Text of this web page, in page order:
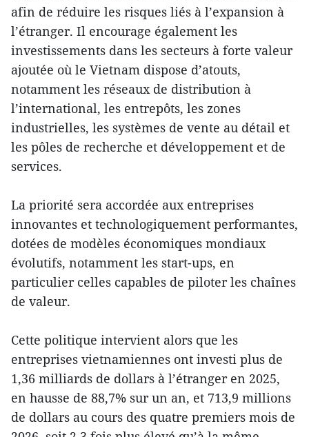
afin de réduire les risques liés à l’expansion à
l’étranger. Il encourage également les
investissements dans les secteurs à forte valeur
ajoutée où le Vietnam dispose d’atouts,
notamment les réseaux de distribution à
l’international, les entrepôts, les zones
industrielles, les systèmes de vente au détail et
les pôles de recherche et développement et de
services.
La priorité sera accordée aux entreprises
innovantes et technologiquement performantes,
dotées de modèles économiques mondiaux
évolutifs, notamment les start-ups, en
particulier celles capables de piloter les chaînes
de valeur.
Cette politique intervient alors que les
entreprises vietnamiennes ont investi plus de
1,36 milliards de dollars à l’étranger en 2025,
en hausse de 88,7% sur un an, et 713,9 millions
de dollars au cours des quatre premiers mois de